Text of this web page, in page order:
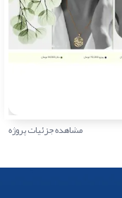
مشاهده جزئیات پروژه